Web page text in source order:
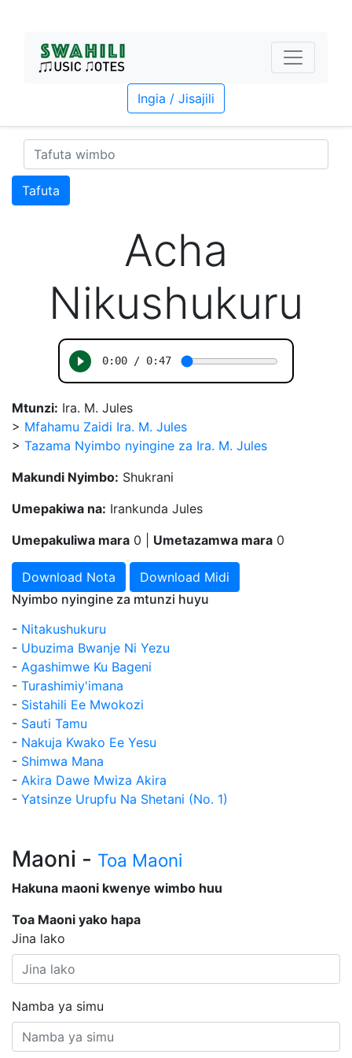
Ingia / Jisajili
Tafuta
Acha
Nikushukuru
Mtunzi: Ira. M. Jules
> Mfahamu Zaidi Ira. M. Jules
> Tazama Nyimbo nyingine za Ira. M. Jules
Makundi Nyimbo: Shukrani
Umepakiwa na: Irankunda Jules
Umepakuliwa mara 0 | Umetazamwa mara 0
Download Nota
Download Midi
Nyimbo nyingine za mtunzi huyu
- Nitakushukuru
- Ubuzima Bwanje Ni Yezu
- Agashimwe Ku Bageni
- Turashimiy'imana
- Sistahili Ee Mwokozi
- Sauti Tamu
- Nakuja Kwako Ee Yesu
- Shimwa Mana
- Akira Dawe Mwiza Akira
- Yatsinze Urupfu Na Shetani (No. 1)
Maoni - Toa Maoni
Hakuna maoni kwenye wimbo huu
Toa Maoni yako hapa
Jina lako
Namba ya simu